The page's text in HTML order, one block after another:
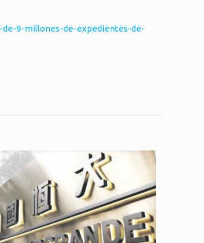
9-millones-de-expedientes-de-